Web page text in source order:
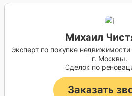
Михаил
Эксперт по покупке
г. Москвы.
Сделок по
Заказать